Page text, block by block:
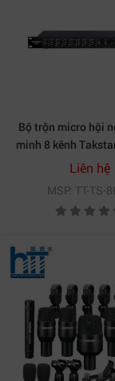
Bộ trộn micro hội
minh 8 kênh
Liên hệ
MSP: TT-TS-